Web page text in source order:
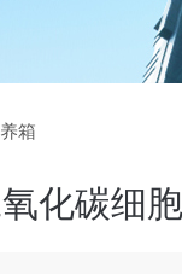
箱
化碳细